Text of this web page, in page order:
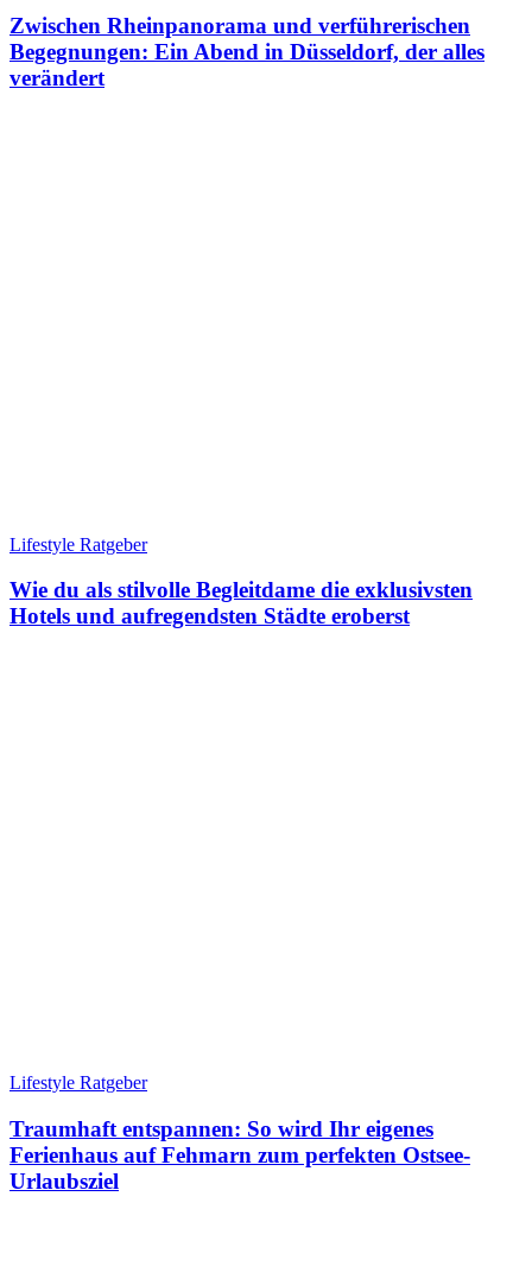
Zwischen Rheinpanorama und verführerischen
Begegnungen: Ein Abend in Düsseldorf, der alles
verändert
Lifestyle Ratgeber
Wie du als stilvolle Begleitdame die exklusivsten
Hotels und aufregendsten Städte eroberst
Lifestyle Ratgeber
Traumhaft entspannen: So wird Ihr eigenes
Ferienhaus auf Fehmarn zum perfekten Ostsee-
Urlaubsziel